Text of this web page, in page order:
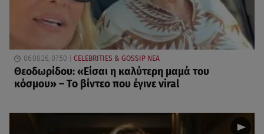
06.08.26, 07:50 CELEBRITIES & GOSSIP ΝΕΑ
Θεοδωρίδου: «Είσαι η καλύτερη μαμά του
κόσμου» – Το βίντεο που έγινε viral